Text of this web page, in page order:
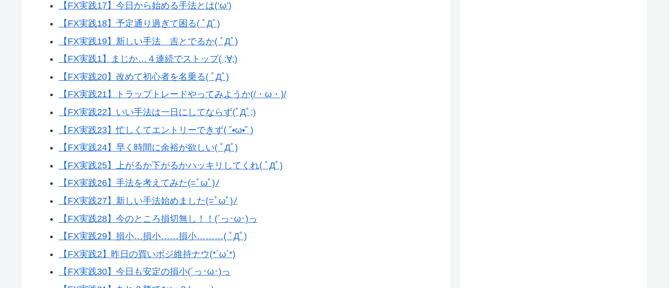
【FX実践17】今日から始める手法とは(‘ω’)
【FX実践18】予定通り過ぎて困る( ﾟДﾟ)
【FX実践19】新しい手法 吉とでるか( ﾟДﾟ)
【FX実践1】まじか…４連続でストップ( ;∀;)
【FX実践20】改めて初心者を名乗る( ﾟДﾟ)
【FX実践21】トラップトレードやってみようか(/・ω・)/
【FX実践22】いい手法は一日にしてならず(ﾟДﾟ;)
【FX実践23】忙しくてエントリーできず( ˘•ω•˘ )
【FX実践24】早く時間に余裕が欲しい( ﾟДﾟ)
【FX実践25】上がるか下がるかハッキリしてくれ( ﾟДﾟ)
【FX実践26】手法を考えてみた(=ﾟωﾟ)ﾉ
【FX実践27】新しい手法始めました(=ﾟωﾟ)ﾉ
【FX実践28】今のところ損切無し！！(´っ･ω･)っ
【FX実践29】損小…損小……損小………( ﾟДﾟ)
【FX実践2】昨日の買いポジ維持ナウ(*´ω`*)
【FX実践30】今日も安定の損小(´っ･ω･)っ